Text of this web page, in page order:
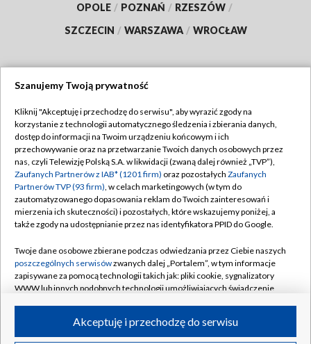
OPOLE / POZNAŃ / RZESZÓW /
SZCZECIN / WARSZAWA / WROCŁAW
TVP
Abonament TVP
Emisja w TVP
Centrum informacji TVP
Naziemna Telewizja Cyfrowa
Rada Programowa
System NOS
Informacje o nadawcy
Program dla prasy
Regulamin TVP
Polityka prywatności
Moje zgody
Pomoc
Kontakt
Kanały
Szanujemy Twoją prywatność
Kliknij "Akceptuję i przechodzę do serwisu", aby wyrazić zgody na
korzystanie z technologii automatycznego śledzenia i zbierania danych,
dostęp do informacji na Twoim urządzeniu końcowym i ich
przechowywanie oraz na przetwarzanie Twoich danych osobowych przez
nas, czyli Telewizję Polską S.A. w likwidacji (zwaną dalej również „TVP”),
Zaufanych Partnerów z IAB* (1201 firm) oraz pozostałych Zaufanych
Partnerów TVP (93 firm), w celach marketingowych (w tym do
zautomatyzowanego dopasowania reklam do Twoich zainteresowań i
mierzenia ich skuteczności) i pozostałych, które wskazujemy poniżej, a
także zgody na udostępnianie przez nas identyfikatora PPID do Google.
Twoje dane osobowe zbierane podczas odwiedzania przez Ciebie naszych
poszczególnych serwisówzwanych dalej „Portalem”, w tym informacje
zapisywane za pomocą technologii takich jak: pliki cookie, sygnalizatory
WWW lub innych podobnych technologii umożliwiających świadczenie
ruchu w Internecie.Akceptuję i przechodzę do serwisu